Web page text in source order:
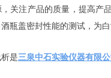
，关注产品的质量，提高产
瓶盖密封性能的测试，为
是三泉中石实验仪器有限公